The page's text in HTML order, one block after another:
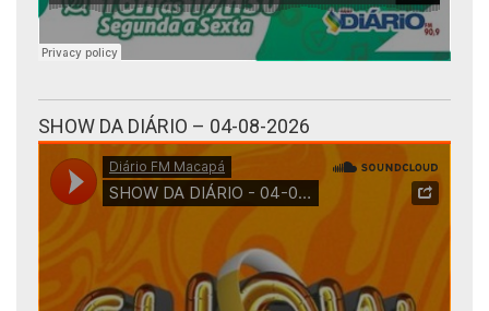
SHOW DA DIÁRIO – 04-08-2026